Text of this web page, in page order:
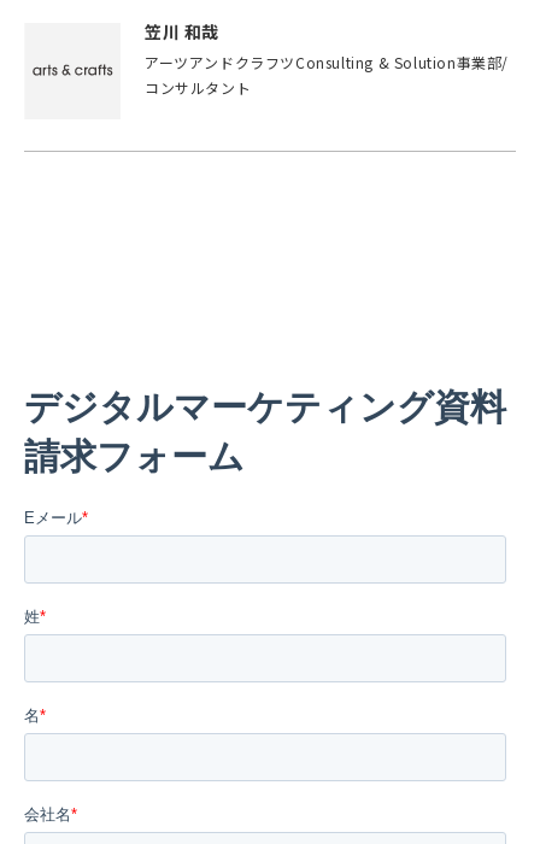
笠川 和哉
アーツアンドクラフツConsulting & Solution事業部/
コンサルタント